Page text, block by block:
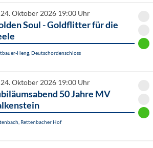
24. Oktober 2026 19:00 Uhr
Soul - Goldflitter für die
Heng, Deutschordenschloss
24. Oktober 2026 19:00 Uhr
50 Jahre MV
Rettenbacher Hof